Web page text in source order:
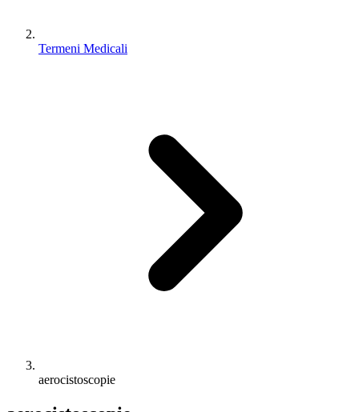
Termeni Medicali
aerocistoscopie